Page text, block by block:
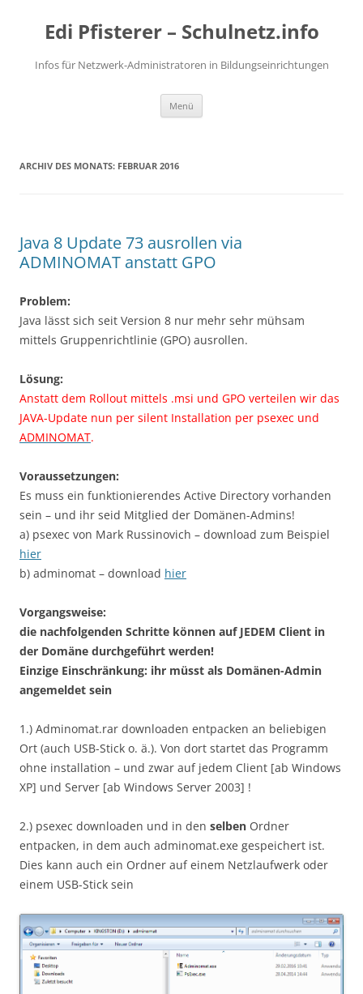
springenEdi Pfisterer – Schulnetz.info
Infos für Netzwerk-Administratoren in Bildungseinrichtungen
Menü
ARCHIV DES MONATS: FEBRUAR 2016
Java 8 Update 73 ausrollen via
ADMINOMAT anstatt GPO
Problem:
Java lässt sich seit Version 8 nur mehr sehr mühsam
mittels Gruppenrichtlinie (GPO) ausrollen.
Lösung:
Anstatt dem Rollout mittels .msi und GPO verteilen wir das
JAVA-Update nun per silent Installation per psexec und
ADMINOMAT.
Voraussetzungen:
Es muss ein funktionierendes Active Directory vorhanden
sein – und ihr seid Mitglied der Domänen-Admins!
a) psexec von Mark Russinovich – download zum Beispiel
hier
b) adminomat – download hier
Vorgangsweise:
die nachfolgenden Schritte können auf JEDEM Client in
der Domäne durchgeführt werden!
Einzige Einschränkung: ihr müsst als Domänen-Admin
angemeldet sein
1.) Adminomat.rar downloaden entpacken an beliebigen
Ort (auch USB-Stick o. ä.). Von dort startet das Programm
ohne installation – und zwar auf jedem Client [ab Windows
XP] und Server [ab Windows Server 2003] !
2.) psexec downloaden und in den selben Ordner
entpacken, in dem auch adminomat.exe gespeichert ist.
Dies kann auch ein Ordner auf einem Netzlaufwerk oder
einem USB-Stick sein